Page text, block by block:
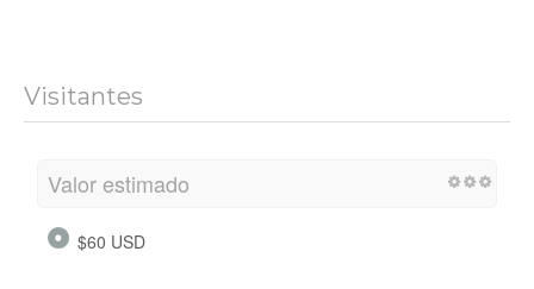
Visitantes
Valor estimado
$60 USD